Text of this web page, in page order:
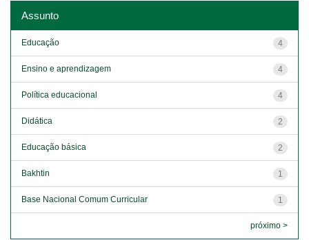
Assunto
4
Educação
4
Ensino e aprendizagem
4
Política educacional
2
Didática
2
Educação básica
1
Bakhtin
1
Base Nacional Comum Curricular
próximo >